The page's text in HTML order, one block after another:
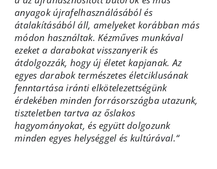
anyagok újrafelhasználásából és
átalakításából áll, amelyeket korábban más
módon használtak. Kézműves munkával
ezeket a darabokat visszanyerik és
átdolgozzák, hogy új életet kapjanak. Az
egyes darabok természetes életciklusának
fenntartása iránti elkötelezettségünk
érdekében minden forrásországba utazunk,
tiszteletben tartva az őslakos
hagyományokat, és együtt dolgozunk
minden egyes helységgel és kultúrával.“